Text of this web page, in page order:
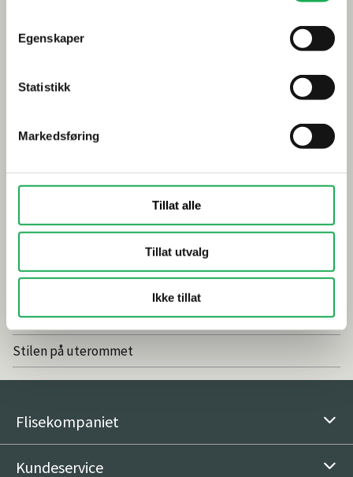
Egenskaper
Statistikk
Markedsføring
Tillat alle
Tillat utvalg
Ikke tillat
Dette må du tenke på når du innreder badet
Visste du at du kan legge flis på flis
Smarte tips for riktig valg av dusj
Inspirasjon
Baderomstrender 2025
Drømmeatrium med flisheller
Vedlikeholdsfritt og naturlig med fliser
Stilen på uterommet
Flisekompaniet
Kundeservice